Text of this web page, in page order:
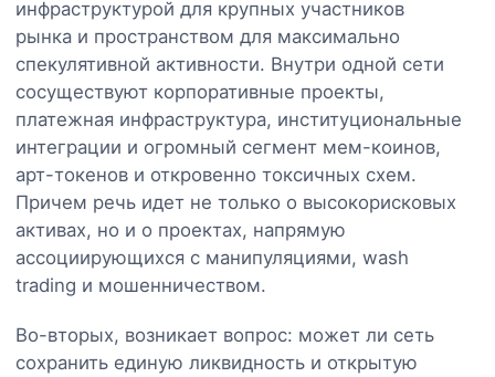
инфраструктурой для крупных участников
рынка и пространством для максимально
спекулятивной активности. Внутри одной сети
сосуществуют корпоративные проекты,
платежная инфраструктура, институциональные
интеграции и огромный сегмент мем-коинов,
арт-токенов и откровенно токсичных схем.
Причем речь идет не только о высокорисковых
активах, но и о проектах, напрямую
ассоциирующихся с манипуляциями, wash
trading и мошенничеством.
Во-вторых, возникает вопрос: может ли сеть
сохранить единую ликвидность и открытую